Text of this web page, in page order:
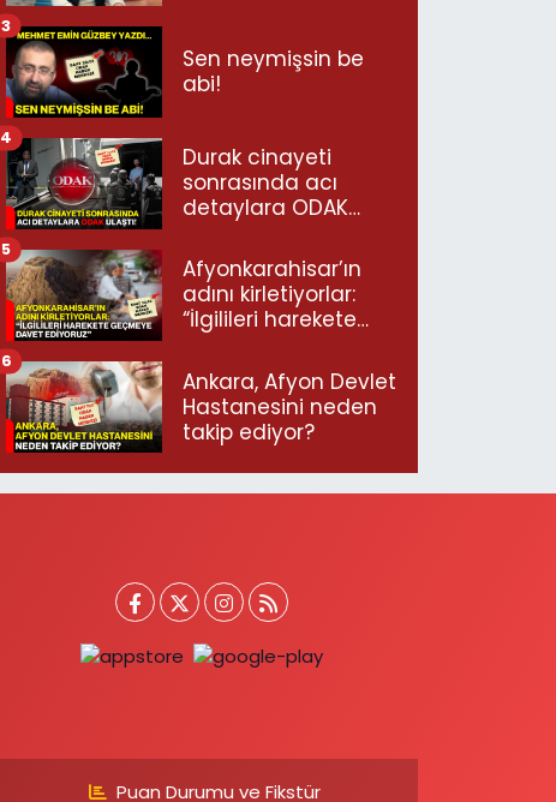
Sen neymişsin be
abi!
3
Durak cinayeti
sonrasında acı
detaylara ODAK
4
Afyonkarahisar’ın
adını kirletiyorlar:
“İlgilileri harekete
ediyoruz”
5
Ankara, Afyon Devlet
Hastanesini neden
takip ediyor?
6
Puan Durumu ve Fikstür